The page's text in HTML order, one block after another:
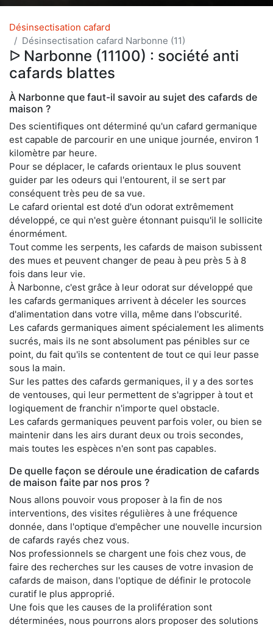
Désinsectisation cafard
Désinsectisation cafard Narbonne (11)
ᐅ Narbonne (11100) : société anti
cafards blattes
À Narbonne que faut-il savoir au sujet des cafards de
maison ?
Des scientifiques ont déterminé qu'un cafard germanique
est capable de parcourir en une unique journée, environ 1
kilomètre par heure.
Pour se déplacer, le cafards orientaux le plus souvent
guider par les odeurs qui l'entourent, il se sert par
conséquent très peu de sa vue.
Le cafard oriental est doté d'un odorat extrêmement
développé, ce qui n'est guère étonnant puisqu'il le sollicite
énormément.
Tout comme les serpents, les cafards de maison subissent
des mues et peuvent changer de peau à peu près 5 à 8
fois dans leur vie.
À Narbonne, c'est grâce à leur odorat sur développé que
les cafards germaniques arrivent à déceler les sources
d'alimentation dans votre villa, même dans l'obscurité.
Les cafards germaniques aiment spécialement les aliments
sucrés, mais ils ne sont absolument pas pénibles sur ce
point, du fait qu'ils se contentent de tout ce qui leur passe
sous la main.
Sur les pattes des cafards germaniques, il y a des sortes
de ventouses, qui leur permettent de s'agripper à tout et
logiquement de franchir n'importe quel obstacle.
Les cafards germaniques peuvent parfois voler, ou bien se
maintenir dans les airs durant deux ou trois secondes,
mais toutes les espèces n'en sont pas capables.
De quelle façon se déroule une éradication de cafards
de maison faite par nos pros ?
Nous allons pouvoir vous proposer à la fin de nos
interventions, des visites régulières à une fréquence
donnée, dans l'optique d'empêcher une nouvelle incursion
de cafards rayés chez vous.
Nos professionnels se chargent une fois chez vous, de
faire des recherches sur les causes de votre invasion de
cafards de maison, dans l'optique de définir le protocole
curatif le plus approprié.
Une fois que les causes de la prolifération sont
déterminées, nous pourrons alors proposer des solutions